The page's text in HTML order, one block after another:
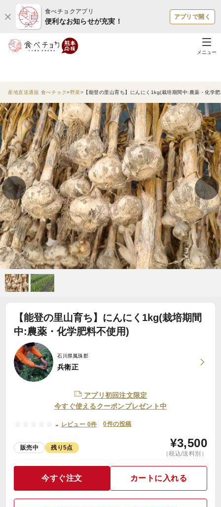
食べチョクアプリ
便利なお知らせが充実！
アプリで開く
メニュー
産地直送通販 食べチョク 野菜 【能登の里山育ち】にんにく1kg(栽培期間中:農薬・化学
【能登の里山育ち】にんにく1kg(栽培期間
中:農薬・化学肥料不使用)
石川県鳳珠郡
兵衛正
アプリ初回注文限定
今すぐ使えるクーポンプレゼント中
- レビュー 0件 0件の投稿
販売中 残り5点 ¥3,500
（税込/送料別）
今すぐ注文 カートに入れる